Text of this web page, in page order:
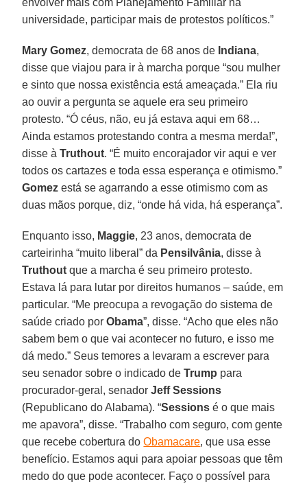
universidade, participar mais de protestos políticos.”
Mary Gomez, democrata de 68 anos de Indiana,
disse que viajou para ir à marcha porque “sou mulher
e sinto que nossa existência está ameaçada.” Ela riu
ao ouvir a pergunta se aquele era seu primeiro
protesto. “Ó céus, não, eu já estava aqui em 68…
Ainda estamos protestando contra a mesma merda!”,
disse àTruthout. “É muito encorajador vir aqui e ver
todos os cartazes e toda essa esperança e otimismo.”
Gomez está se agarrando a esse otimismo com as
duas mãos porque, diz, “onde há vida, há esperança”.
Enquanto isso, Maggie, 23 anos, democrata de
carteirinha “muito liberal” da Pensilvânia, disse à
Truthout que a marcha é seu primeiro protesto.
Estava lá para lutar por direitos humanos – saúde, em
particular. “Me preocupa a revogação do sistema de
saúde criado porObama”, disse. “Acho que eles não
sabem bem o que vai acontecer no futuro, e isso me
dá medo.” Seus temores a levaram a escrever para
seu senador sobre o indicado deTrump para
procurador-geral, senadorJeff Sessions
(Republicano do Alabama). “Sessions é o que mais
me apavora”, disse. “Trabalho com seguro, com gente
que recebe cobertura doObamacare, que usa esse
benefício. Estamos aqui para apoiar pessoas que têm
medo do que pode acontecer. Faço o possível para